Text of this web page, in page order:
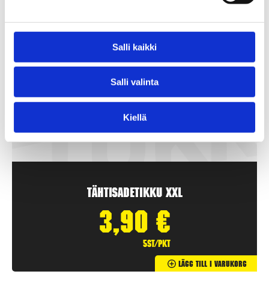
Salli kaikki
Salli valinta
Kiellä
Tähtisadetikku XXL
3,90 €
5st/pkt
Lägg Till I Varukorg